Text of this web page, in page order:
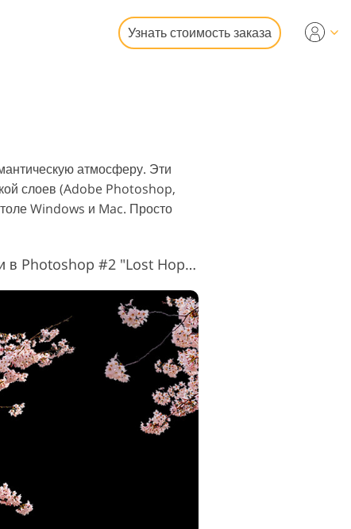
Узнать стоимость заказа
атмосферу. Эти
слоев (Adobe Photoshop,
Windows и Mac. Просто
Наложение цветов вишни в Photoshop #2 "Lost Hopes"